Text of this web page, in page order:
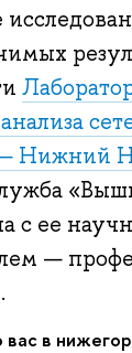
с ее
—
в